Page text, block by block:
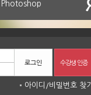
로그인 수강생 인증
아이디 /비밀번호 찾기